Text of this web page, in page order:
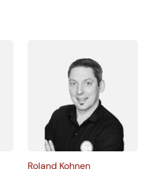
Roland Kohnen